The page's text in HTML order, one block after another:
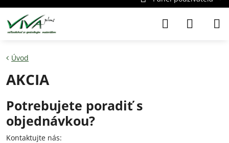
Úvod
AKCIA
Potrebujete poradiť s
objednávkou?
Kontaktujte nás: